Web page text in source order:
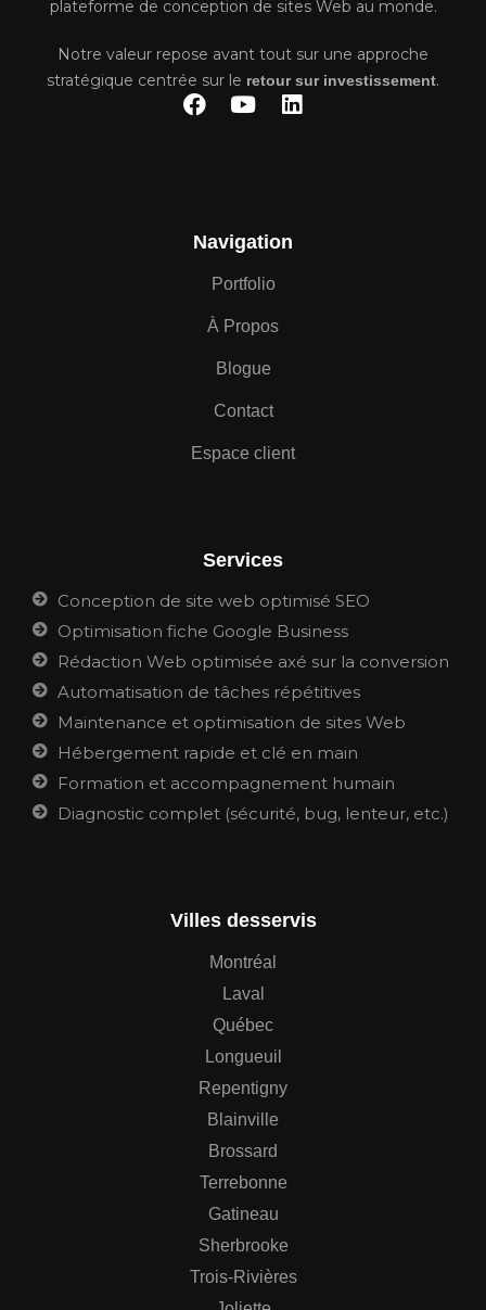
plateforme de conception de sites Web au monde.
Notre valeur repose avant tout sur une approche
stratégique centrée sur le retour sur investissement.
F
o
Y
e
L
i
Navigation
Portfolio
À Propos
Blogue
Contact
Espace client
Villes desservis
Montréal
Laval
Québec
Longueuil
Repentigny
Blainville
Brossard
Terrebonne
Gatineau
Sherbrooke
Trois-Rivières
Services
Conception de site web optimisé SEO
Optimisation fiche Google Business
Rédaction Web optimisée axé sur la conversion
Automatisation de tâches répétitives
Maintenance et optimisation de sites Web
Hébergement rapide et clé en main
Formation et accompagnement humain
Diagnostic complet (sécurité, bug, lenteur, etc.)